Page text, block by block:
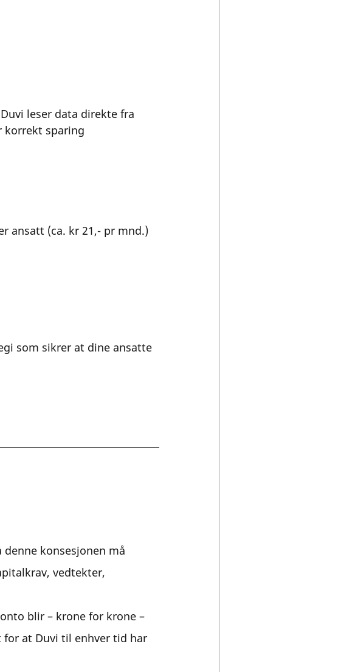
leser data direkte fra
korrekt sparing
ansatt (ca. kr 21,- pr mnd.)
som sikrer at dine ansatte
konsesjonen må
vedtekter,
blir – krone for krone –
at Duvi til enhver tid har